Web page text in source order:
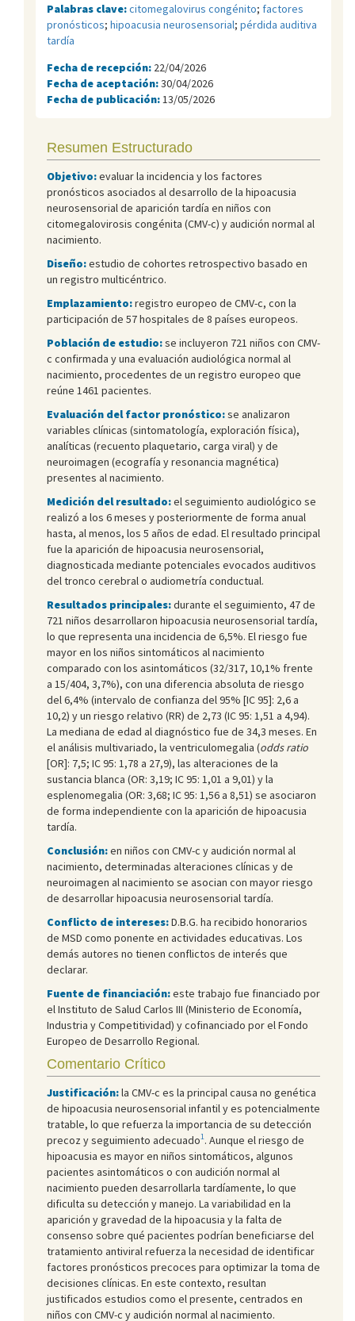
Palabras clave:citomegalovirus congénito; factores
pronósticos; hipoacusia neurosensorial; pérdida auditiva
tardía
Fecha de recepción: 22/04/2026
Fecha de aceptación:30/04/2026
Fecha de publicación: 13/05/2026
Resumen Estructurado
Objetivo:evaluar la incidencia y los factores
pronósticos asociados al desarrollo de la hipoacusia
neurosensorial de aparición tardía en niños con
citomegalovirosis congénita (CMV-c) y audición normal al
nacimiento.
Diseño:estudio de cohortes retrospectivo basado en
un registro multicéntrico.
Emplazamiento:registro europeo de CMV-c, con la
participación de 57 hospitales de 8 países europeos.
Población de estudio:se incluyeron 721 niños con CMV-
c confirmada y una evaluación audiológica normal al
nacimiento, procedentes de un registro europeo que
reúne 1461 pacientes.
Evaluación del factor pronóstico:se analizaron
variables clínicas (sintomatología, exploración física),
analíticas (recuento plaquetario, carga viral) y de
neuroimagen (ecografía y resonancia magnética)
presentes al nacimiento.
Medición del resultado:el seguimiento audiológico se
realizó a los 6 meses y posteriormente de forma anual
hasta, al menos, los 5 años de edad. El resultado principal
fue la aparición de hipoacusia neurosensorial,
diagnosticada mediante potenciales evocados auditivos
del tronco cerebral o audiometría conductual.
Resultados principales:durante el seguimiento, 47 de
721 niños desarrollaron hipoacusia neurosensorial tardía,
lo que representa una incidencia de 6,5%. El riesgo fue
mayor en los niños sintomáticos al nacimiento
comparado con los asintomáticos (32/317, 10,1% frente
a 15/404, 3,7%), con una diferencia absoluta de riesgo
del 6,4% (intervalo de confianza del 95% [IC 95]: 2,6 a
10,2) y un riesgo relativo (RR) de 2,73 (IC 95: 1,51 a 4,94).
La mediana de edad al diagnóstico fue de 34,3 meses. En
el análisis multivariado, la ventriculomegalia (odds ratio
[OR]: 7,5; IC 95: 1,78 a 27,9), las alteraciones de la
sustancia blanca (OR: 3,19; IC 95: 1,01 a 9,01) y la
esplenomegalia (OR: 3,68; IC 95: 1,56 a 8,51) se asociaron
de forma independiente con la aparición de hipoacusia
tardía.
Conclusión:en niños con CMV-c y audición normal al
nacimiento, determinadas alteraciones clínicas y de
neuroimagen al nacimiento se asocian con mayor riesgo
de desarrollar hipoacusia neurosensorial tardía.
Conflicto de intereses:D.B.G. ha recibido honorarios
de MSD como ponente en actividades educativas. Los
demás autores no tienen conflictos de interés que
declarar.
Fuente de financiación:este trabajo fue financiado por
el Instituto de Salud Carlos III (Ministerio de Economía,
Industria y Competitividad) y cofinanciado por el Fondo
Europeo de Desarrollo Regional.
Comentario Crítico
Justificación:la CMV-c es la principal causa no genética
de hipoacusia neurosensorial infantil y es potencialmente
tratable, lo que refuerza la importancia de su detección
precoz y seguimiento adecuado1. Aunque el riesgo de
hipoacusia es mayor en niños sintomáticos, algunos
pacientes asintomáticos o con audición normal al
nacimiento pueden desarrollarla tardíamente, lo que
dificulta su detección y manejo. La variabilidad en la
aparición y gravedad de la hipoacusia y la falta de
consenso sobre qué pacientes podrían beneficiarse del
tratamiento antiviral refuerza la necesidad de identificar
factores pronósticos precoces para optimizar la toma de
decisiones clínicas. En este contexto, resultan
justificados estudios como el presente, centrados en
niños con CMV-c y audición normal al nacimiento.